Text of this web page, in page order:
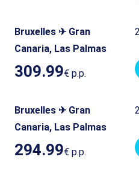
Bruxelles ✈ Gran
Canaria, Las Palmas
309.99€ p.p.
Bruxelles ✈ Gran
Canaria, Las Palmas
294.99€ p.p.